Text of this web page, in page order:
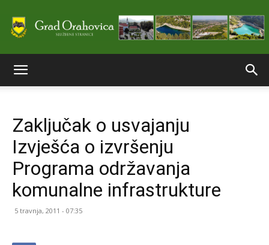
stranice
Grada
Zaključak o usvajanju
Izvješća o izvršenju
Programa održavanja
komunalne infrastrukture
5 travnja, 2011 - 07:35